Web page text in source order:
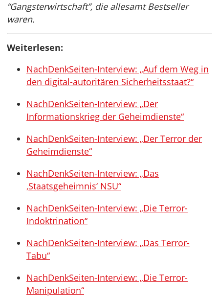
“Gangsterwirtschaft”, die allesamt Bestseller
waren.
Weiterlesen:
NachDenkSeiten-Interview: „Auf dem Weg in
den digital-autoritären Sicherheitsstaat?“
NachDenkSeiten-Interview: „Der
Informationskrieg der Geheimdienste“
NachDenkSeiten-Interview: „Der Terror der
Geheimdienste“
NachDenkSeiten-Interview: „Das
‚Staatsgeheimnis‘ NSU“
NachDenkSeiten-Interview: „Die Terror-
Indoktrination“
NachDenkSeiten-Interview: „Das Terror-
Tabu“
NachDenkSeiten-Interview: „Die Terror-
Manipulation“